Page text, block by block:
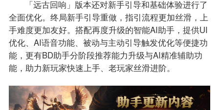
「远古回响」版本还对新手引导和基础体验进行了
全面优化。终局新手引导重做，指引流程更加丝滑，上
手难度更加友好。搭配再度升级的智能AI助手，提供UI
优化、AI语音功能、被动与主动引导触发优化等便捷功
能，更有BD助手分阶段推荐能力升级与AI精准辅助功
能，助力新玩家快速上手、老玩家丝滑进阶。